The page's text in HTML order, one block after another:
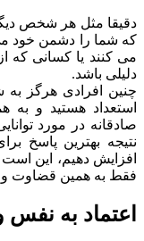
دقیقا مثل هر شخص
که شما را دشمن خود
می کنند یا کسانی که
دلیلی باشد.
چنین افرادی هرگز به
استعداد هستید و
صادقانه در مورد
نتیجه بهترین پاسخ
افزایش دهیم، این
فقط به همین قضاوت
اعتماد به نفس